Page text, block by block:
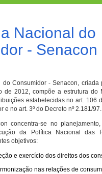
Nacional do
- Senacon
do Consumidor - Senacon, criada
de 2012, compõe a estrutura do
estabelecidas no art. 106
e no art. 3º do Decreto nº 2.181/97.
concentra-se no
da Política Nacional das
objetivos:
e exercício dos direitos dos
nas relações de